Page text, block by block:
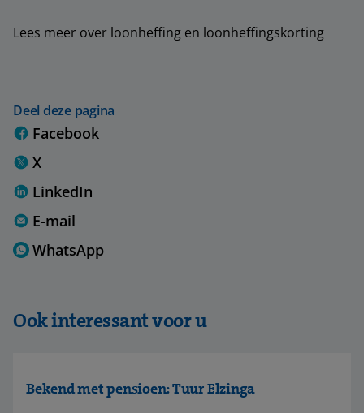
Lees meer over loonheffing en loonheffingskorting
Deel deze pagina
Facebook
X
LinkedIn
E-mail
WhatsApp
Ook interessant voor u
Bekend met pensioen: Tuur Elzinga